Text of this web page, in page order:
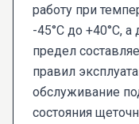
работу при
-45°C до +40°C,
предел
правил
обслуживание
состояния